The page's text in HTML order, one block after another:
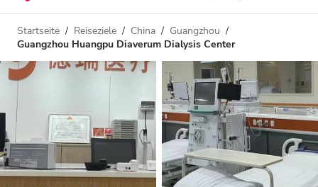
Startseite Reiseziele China
Guangzhou
Guangzhou Huangpu Diaverum Dialysis Center